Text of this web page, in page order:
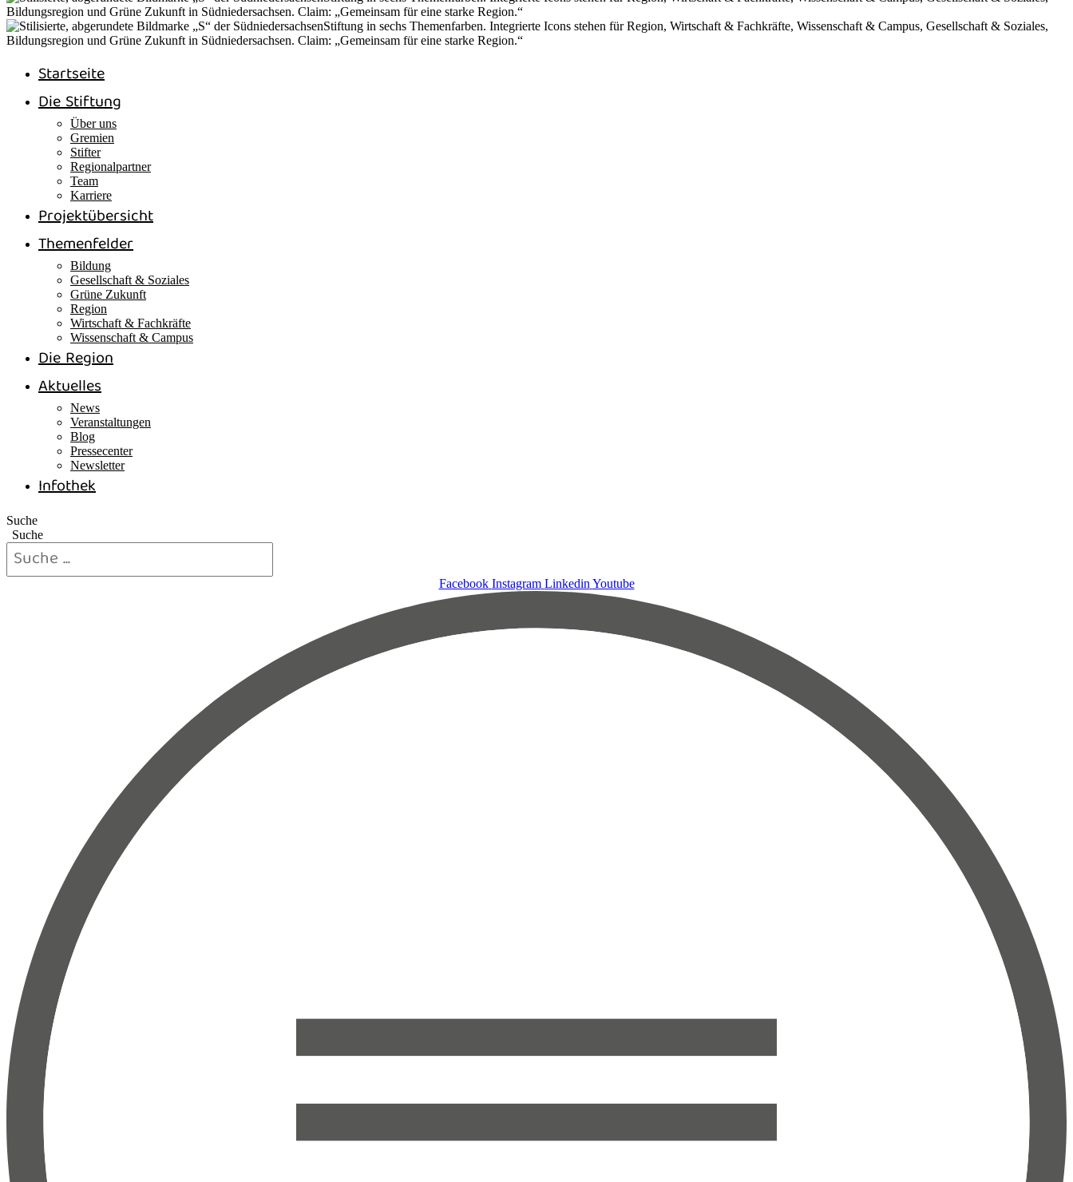
Startseite
Die Stiftung
Über uns
Gremien
Stifter
Regionalpartner
Team
Karriere
Projektübersicht
Themenfelder
Bildung
Gesellschaft & Soziales
Grüne Zukunft
Region
Wirtschaft & Fachkräfte
Wissenschaft & Campus
Die Region
Aktuelles
News
Veranstaltungen
Blog
Pressecenter
Newsletter
Infothek
Suche
Suche
Facebook Instagram Linkedin Youtube